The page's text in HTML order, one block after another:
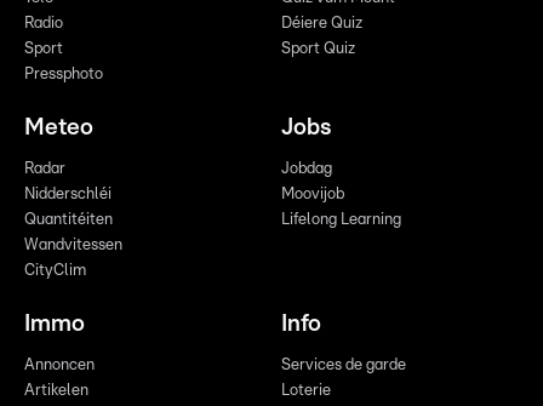
Radio
Sport
Pressphoto
Déiere Quiz
Sport Quiz
Meteo
Radar
Nidderschléi
Quantitéiten
Wandvitessen
CityClim
Jobs
Jobdag
Moovijob
Lifelong Learning
Immo
Annoncen
Artikelen
Info
Services de garde
Loterie